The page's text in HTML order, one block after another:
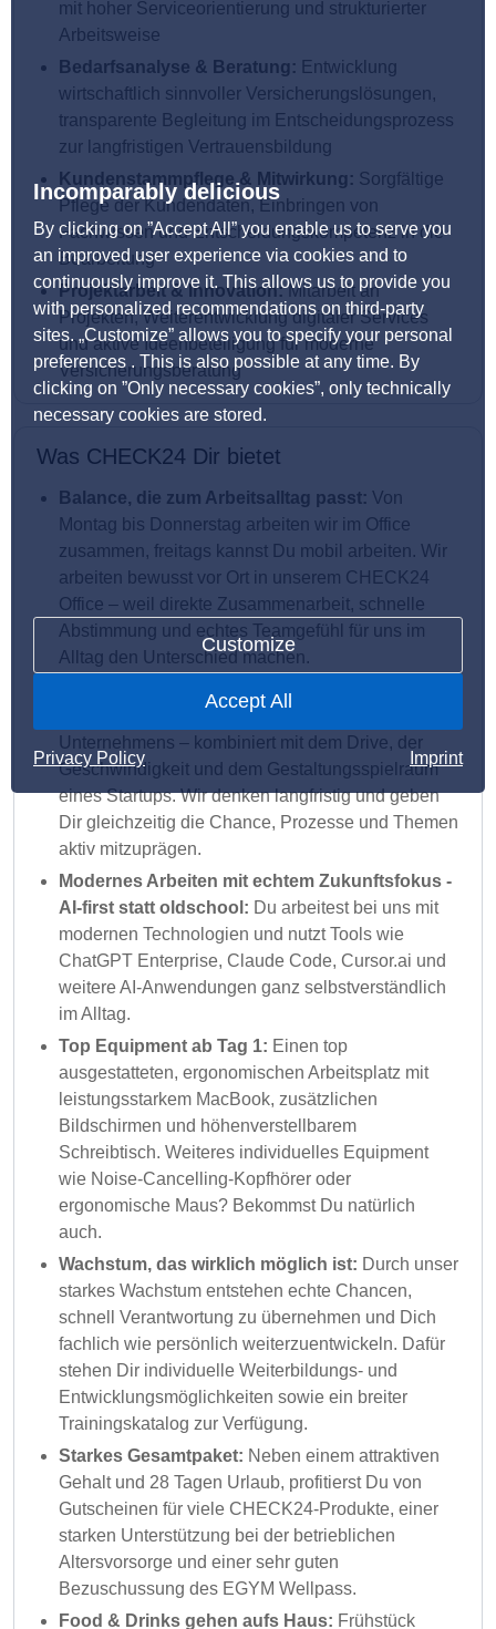
Incomparably delicious
By clicking on ”Accept All” you enable us to serve you
an improved user experience via cookies and to
continuously improve it. This allows us to provide you
with personalized recommendations on third-party
sites. „Customize” allows you to specify your personal
preferences . This is also possible at any time. By
clicking on ”Only necessary cookies”, only technically
necessary cookies are stored.
Customize
Accept All
Privacy Policy Imprint
mit hoher Serviceorientierung und strukturierter
Arbeitsweise
Bedarfsanalyse & Beratung: Entwicklung
wirtschaftlich sinnvoller Versicherungslösungen,
transparente Begleitung im Entscheidungsprozess
zur langfristigen Vertrauensbildung
Kundenstammpflege & Mitwirkung: Sorgfältige
Pflege der Kundendaten, Einbringen von
Fachwissen und Entscheidungskompetenz in die
Bearbeitung
Projektarbeit & Innovation:Mitarbeit an
Projekten, Weiterentwicklung digitaler Services
und aktive Ideenbeteiligung für moderne
Versicherungsberatung
Was CHECK24 Dir bietet
Balance, die zum Arbeitsalltag passt: Von
Montag bis Donnerstag arbeiten wir im Office
zusammen, freitags kannst Du mobil arbeiten. Wir
arbeiten bewusst vor Ort in unserem CHECK24
Office – weil direkte Zusammenarbeit, schnelle
Abstimmung und echtes Teamgefühl für uns im
Alltag den Unterschied machen.
Das Beste aus zwei Welten:Bei uns bekommst
Du die Sicherheit und Stabilität eines etablierten
Unternehmens – kombiniert mit dem Drive, der
Geschwindigkeit und dem Gestaltungsspielraum
eines Startups. Wir denken langfristig und geben
Dir gleichzeitig die Chance, Prozesse und Themen
aktiv mitzuprägen.
Modernes Arbeiten mit echtem Zukunftsfokus -
AI-first statt oldschool: Du arbeitest bei uns mit
modernen Technologien und nutzt Tools wie
ChatGPT Enterprise, Claude Code, Cursor.ai und
weitere AI-Anwendungen ganz selbstverständlich
im Alltag.
Top Equipment ab Tag 1: Einen top
ausgestatteten, ergonomischen Arbeitsplatz mit
leistungsstarkem MacBook, zusätzlichen
Bildschirmen und höhenverstellbarem
Schreibtisch. Weiteres individuelles Equipment
wie Noise-Cancelling-Kopfhörer oder
ergonomische Maus? Bekommst Du natürlich
auch.
Wachstum, das wirklich möglich ist: Durch unser
starkes Wachstum entstehen echte Chancen,
schnell Verantwortung zu übernehmen und Dich
fachlich wie persönlich weiterzuentwickeln. Dafür
stehen Dir individuelle Weiterbildungs- und
Entwicklungsmöglichkeiten sowie ein breiter
Trainingskatalog zur Verfügung.
Starkes Gesamtpaket: Neben einem attraktiven
Gehalt und 28 Tagen Urlaub, profitierst Du von
Gutscheinen für viele CHECK24-Produkte, einer
starken Unterstützung bei der betrieblichen
Altersvorsorge und einer sehr guten
Bezuschussung des EGYM Wellpass.
Food & Drinks gehen aufs Haus: Frühstück